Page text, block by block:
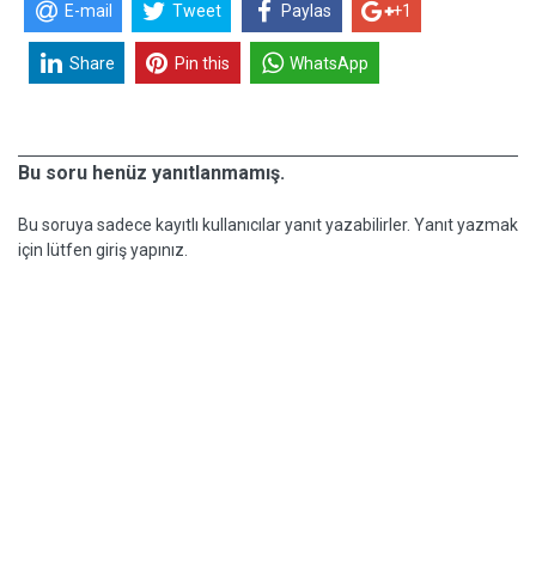
E-mail Tweet Paylas +1
Share Pin this WhatsApp
Bu soru henüz yanıtlanmamış.
Bu soruya sadece kayıtlı kullanıcılar yanıt yazabilirler. Yanıt yazmak
için lütfen giriş yapınız.